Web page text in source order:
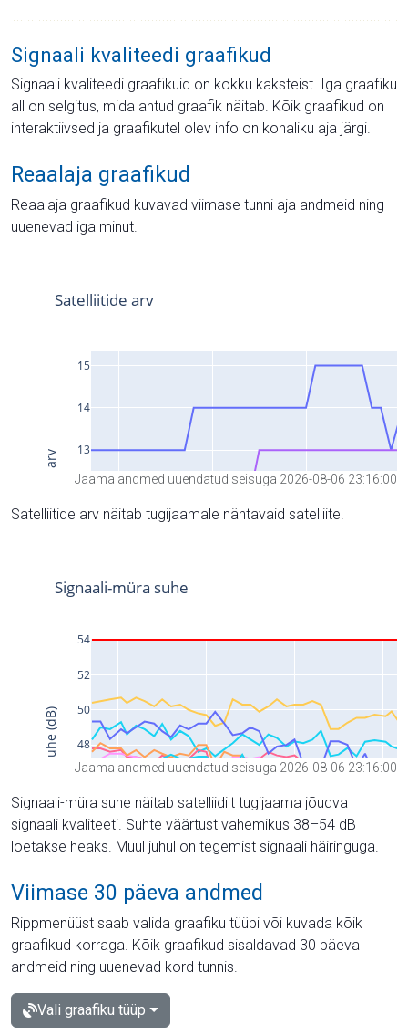
Signaali kvaliteedi graafikud
Signaali kvaliteedi graafikuid on kokku kaksteist. Iga graafiku
all on selgitus, mida antud graafik näitab. Kõik graafikud on
interaktiivsed ja graafikutel olev info on kohaliku aja järgi.
Reaalaja graafikud
Reaalaja graafikud kuvavad viimase tunni aja andmeid ning
uuenevad iga minut.
Jaama andmed uuendatud seisuga 2026-08-06 23:16:00
Satelliitide arv näitab tugijaamale nähtavaid satelliite.
Jaama andmed uuendatud seisuga 2026-08-06 23:16:00
Signaali-müra suhe näitab satelliidilt tugijaama jõudva
signaali kvaliteeti. Suhte väärtust vahemikus 38–54 dB
loetakse heaks. Muul juhul on tegemist signaali häiringuga.
Viimase 30 päeva andmed
Rippmenüüst saab valida graafiku tüübi või kuvada kõik
graafikud korraga. Kõik graafikud sisaldavad 30 päeva
andmeid ning uuenevad kord tunnis.
Vali graafiku tüüp